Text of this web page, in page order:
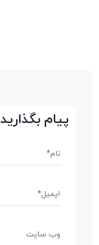
پیام بگذارید